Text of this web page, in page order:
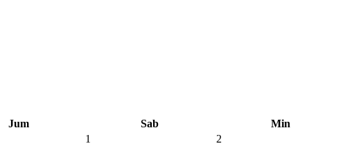
Jum Sab
Min
1
2